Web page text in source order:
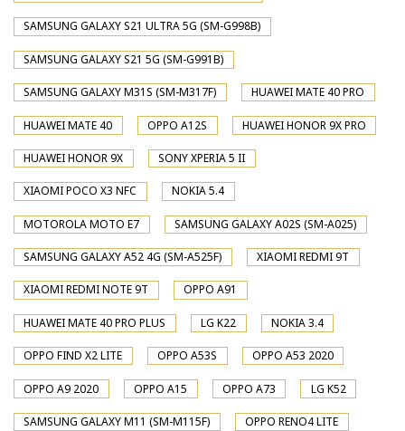
SAMSUNG GALAXY S21 ULTRA 5G (SM-G998B)
SAMSUNG GALAXY S21 5G (SM-G991B)
SAMSUNG GALAXY M31S (SM-M317F) HUAWEI MATE 40 PRO
HUAWEI MATE 40 OPPO A12S HUAWEI HONOR 9X PRO
HUAWEI HONOR 9X SONY XPERIA 5 II
XIAOMI POCO X3 NFC NOKIA 5.4
MOTOROLA MOTO E7 SAMSUNG GALAXY A02S (SM-A025)
SAMSUNG GALAXY A52 4G (SM-A525F) XIAOMI REDMI 9T
XIAOMI REDMI NOTE 9T OPPO A91
HUAWEI MATE 40 PRO PLUS LG K22 NOKIA 3.4
OPPO FIND X2 LITE OPPO A53S OPPO A53 2020
OPPO A9 2020 OPPO A15 OPPO A73 LG K52
SAMSUNG GALAXY M11 (SM-M115F) OPPO RENO4 LITE